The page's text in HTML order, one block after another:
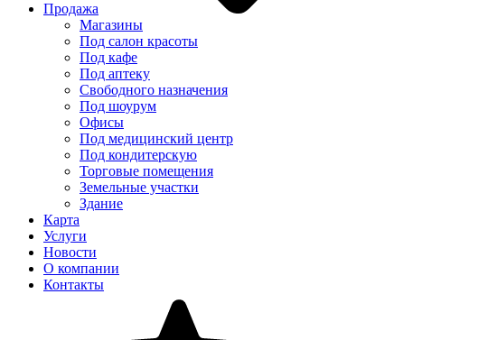
Продажа
Магазины
Под салон красоты
Под кафе
Под аптеку
Свободного назначения
Под шоурум
Офисы
Под медицинский центр
Под кондитерскую
Торговые помещения
Земельные участки
Здание
Карта
Услуги
Новости
О компании
Контакты